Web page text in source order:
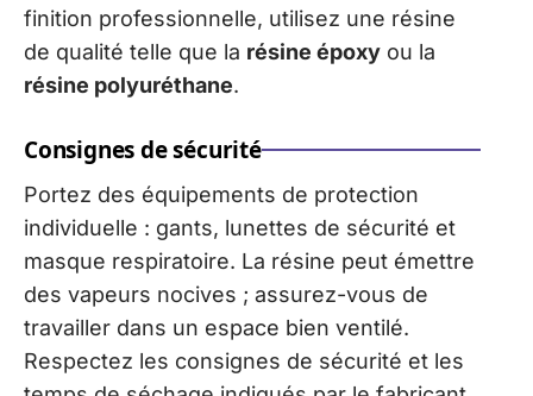
finition professionnelle, utilisez une résine
de qualité telle que la résine époxy ou la
résine polyuréthane.
Consignes de sécurité
Portez des équipements de protection
individuelle : gants, lunettes de sécurité et
masque respiratoire. La résine peut émettre
des vapeurs nocives ; assurez-vous de
travailler dans un espace bien ventilé.
Respectez les consignes de sécurité et les